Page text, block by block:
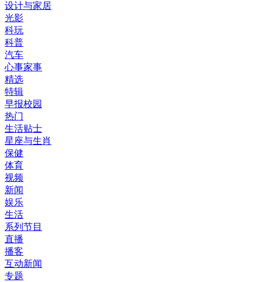
设计与家居
光影
科玩
科普
汽车
心事家事
精选
特辑
早报校园
热门
生活贴士
星座与生肖
保健
体育
视频
新闻
娱乐
生活
系列节目
直播
播客
互动新闻
专题